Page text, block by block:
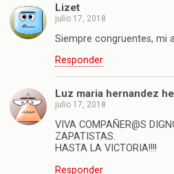
Lizet
julio 17, 2018
Siempre congruentes, mi
Responder
Luz maria hernandez
julio 17, 2018
VIVA COMPAÑER@S
ZAPATISTAS.
HASTA LA VICTORIA!!!!
Responder